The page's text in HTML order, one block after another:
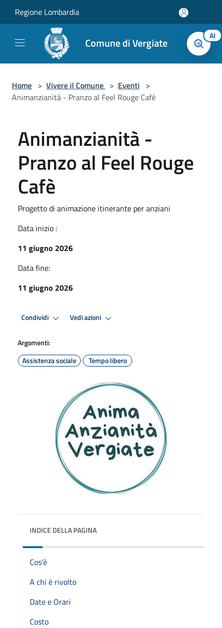
Regione Lombardia
Comune di Vergiate AI
Home > Vivere il Comune > Eventi >
Animanzianità - Pranzo al Feel Rouge Cafè
Animanzianità -
Pranzo al Feel Rouge
Cafè
Progetto di animazione itinerante per anziani
Data inizio :
11 giugno 2026
Data fine:
11 giugno 2026
Condividi Vedi azioni
Argomenti:
Assistenza sociale
Tempo libero
INDICE DELLA PAGINA
Cos'è
A chi è rivolto
Date e Orari
Costo